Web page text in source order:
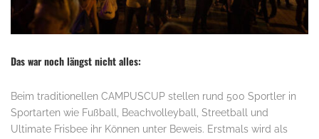
Das war noch längst nicht alles:
Beim traditionellen CAMPUSCUP stellen rund 500 Sportler in
Sportarten wie Fußball, Beachvolleyball, Streetball und
Ultimate Frisbee ihr Können unter Beweis. Erstmals wird als